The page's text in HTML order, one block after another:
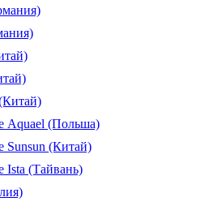
Aquael (Польша)
Sunsun (Китай)
Ista (Тайвань)